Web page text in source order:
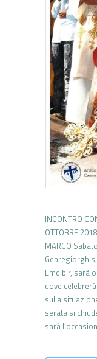
INCONTRO
OTTOBRE
MARCO
Emdibir, sarà
dove
sulla
serata si
sarà